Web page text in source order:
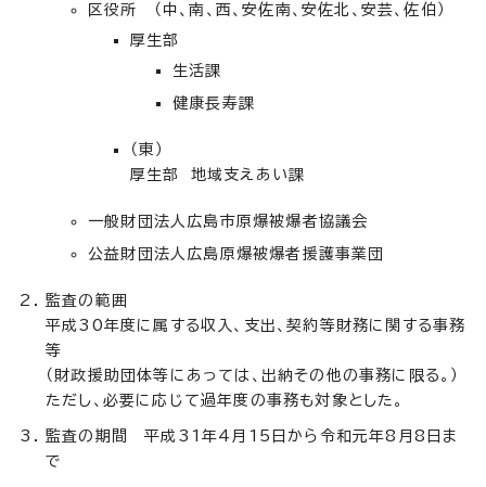
区役所 （中、南、西、安佐南、安佐北、安芸、佐伯）
厚生部
生活課
健康長寿課
（東）
厚生部 地域支えあい課
一般財団法人広島市原爆被爆者協議会
公益財団法人広島原爆被爆者援護事業団
監査の範囲
平成30年度に属する収入、支出、契約等財務に関する事務
等
（財政援助団体等にあっては、出納その他の事務に限る。）
ただし、必要に応じて過年度の事務も対象とした。
監査の期間 平成31年4月15日から令和元年8月8日ま
で